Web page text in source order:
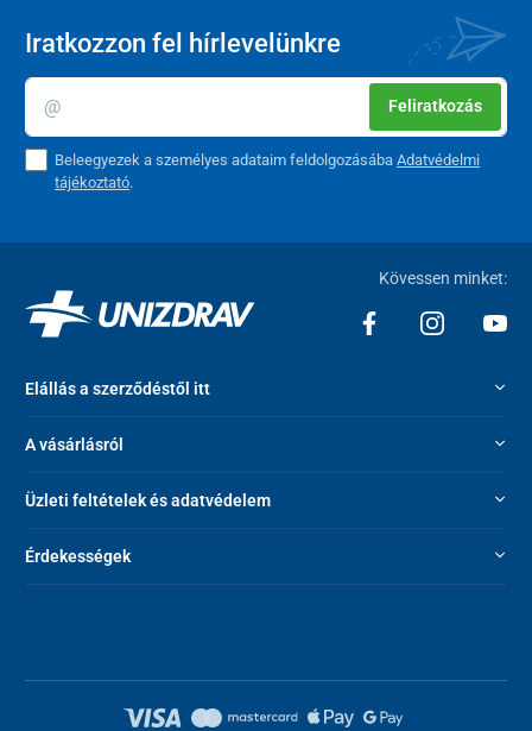
Iratkozzon fel hírlevelünkre
Feliratkozás
Beleegyezek a személyes adataim feldolgozásábaAdatvédelmi
tájékoztató.
Kövessen minket:
Elállás a szerződéstől itt
A vásárlásról
Üzleti feltételek és adatvédelem
Érdekességek